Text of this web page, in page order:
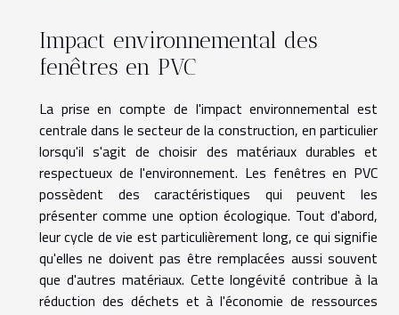
Impact environnemental des
fenêtres en PVC
La prise en compte de l'impact environnemental est
centrale dans le secteur de la construction, en particulier
lorsqu'il s'agit de choisir des matériaux durables et
respectueux de l'environnement. Les fenêtres en PVC
possèdent des caractéristiques qui peuvent les
présenter comme une option écologique. Tout d'abord,
leur cycle de vie est particulièrement long, ce qui signifie
qu'elles ne doivent pas être remplacées aussi souvent
que d'autres matériaux. Cette longévité contribue à la
réduction des déchets et à l'économie de ressources